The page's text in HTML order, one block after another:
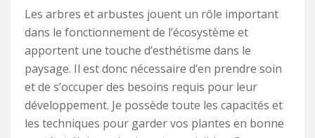
Les arbres et arbustes jouent un rôle important
dans le fonctionnement de l’écosystème et
apportent une touche d’esthétisme dans le
paysage. Il est donc nécessaire d’en prendre soin
et de s’occuper des besoins requis pour leur
développement. Je possède toute les capacités et
les techniques pour garder vos plantes en bonne